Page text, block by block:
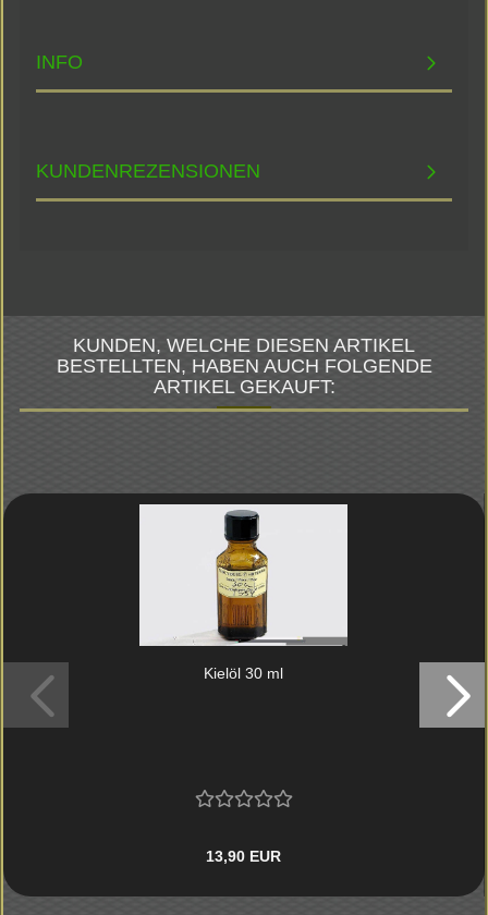
INFO
KUNDENREZENSIONEN
KUNDEN, WELCHE DIESEN ARTIKEL
BESTELLTEN, HABEN AUCH FOLGENDE
ARTIKEL GEKAUFT:
Kiel­öl 30 ml
13,90 EUR